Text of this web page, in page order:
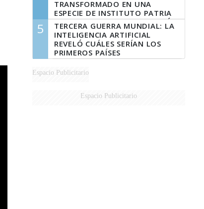
TRANSFORMADO EN UNA
ESPECIE DE INSTITUTO PATRIA
INCONDICIONAL DE LA GESTIÓN
DE MILEI"
5
TERCERA GUERRA MUNDIAL: LA
INTELIGENCIA ARTIFICIAL
REVELÓ CUÁLES SERÍAN LOS
PRIMEROS PAÍSES
LATINOAMERICANOS EN SER
DERROTADOS
Espacio Publicitario
Espacio Publicitario